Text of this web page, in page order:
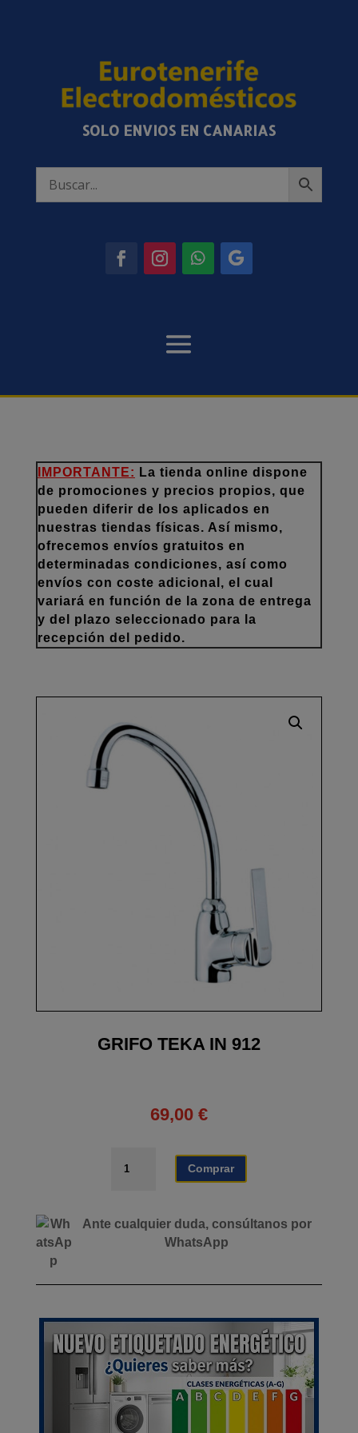
SOLO ENVIOS EN CANARIAS
IMPORTANTE: La tienda online dispone
de promociones y precios propios, que
pueden diferir de los aplicados en
nuestras tiendas físicas. Así mismo,
ofrecemos envíos gratuitos en
determinadas condiciones, así como
envíos con coste adicional, el cual
variará en función de la zona de entrega
y del plazo seleccionado para la
recepción del pedido.
GRIFO TEKA IN 912
69,00 €
TEKA
cantidad
Comprar
Ante cualquier duda, consúltanos por
WhatsApp